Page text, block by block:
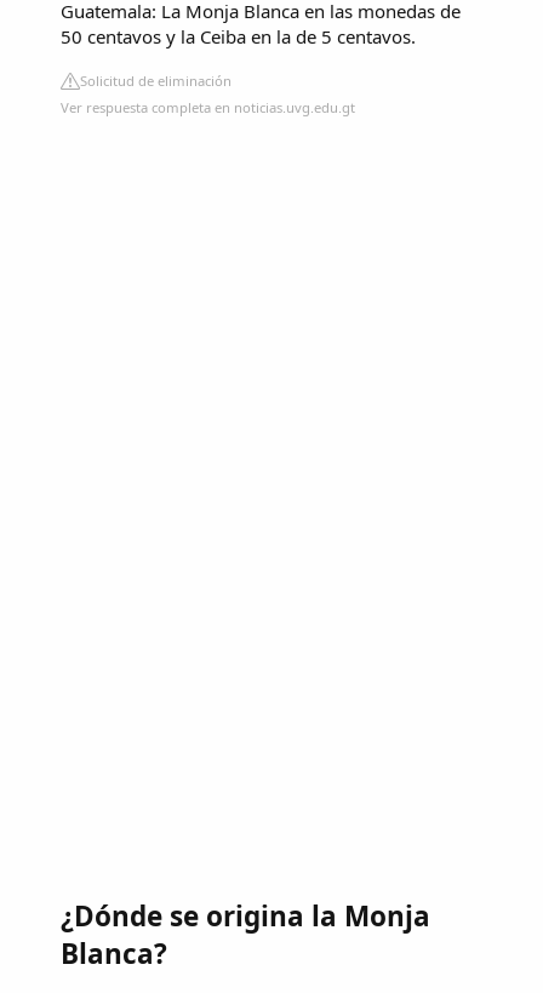
Guatemala: La Monja Blanca en las monedas de
50 centavos y la Ceiba en la de 5 centavos.
Solicitud de eliminación
Ver respuesta completa en noticias.uvg.edu.gt
¿Dónde se origina la Monja
Blanca?